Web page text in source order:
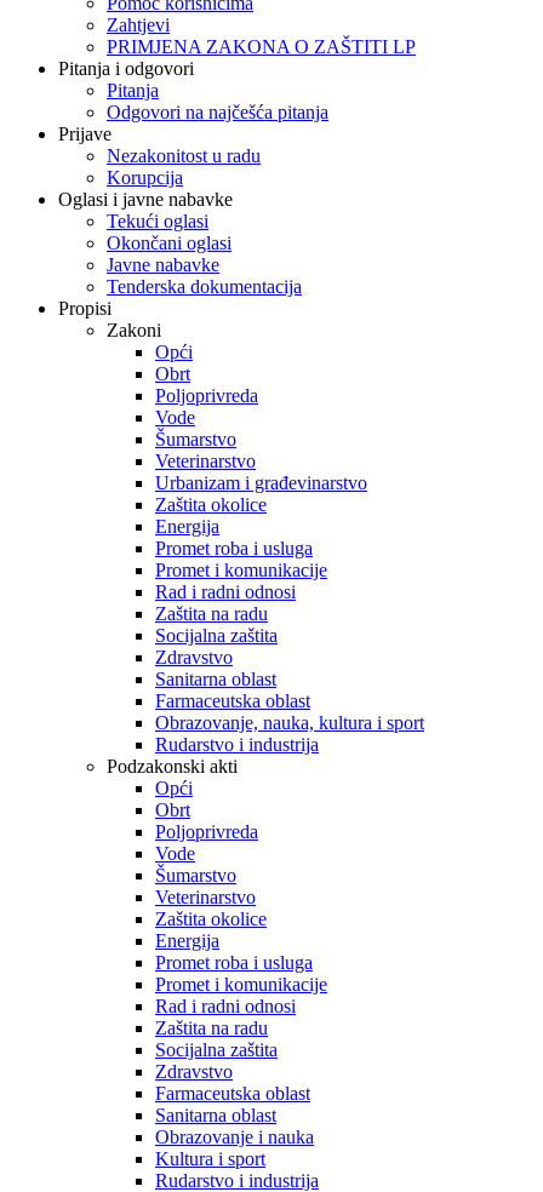
Zahtjevi
PRIMJENA ZAKONA O ZAŠTITI LP
Pitanja i odgovori
Pitanja
Odgovori na najčešća pitanja
Prijave
Nezakonitost u radu
Korupcija
Oglasi i javne nabavke
Tekući oglasi
Okončani oglasi
Javne nabavke
Tenderska dokumentacija
Propisi
Zakoni
Opći
Obrt
Poljoprivreda
Vode
Šumarstvo
Veterinarstvo
Urbanizam i građevinarstvo
Zaštita okolice
Energija
Promet roba i usluga
Promet i komunikacije
Rad i radni odnosi
Zaštita na radu
Socijalna zaštita
Zdravstvo
Sanitarna oblast
Farmaceutska oblast
Obrazovanje, nauka, kultura i sport
Rudarstvo i industrija
Podzakonski akti
Opći
Obrt
Poljoprivreda
Vode
Šumarstvo
Veterinarstvo
Zaštita okolice
Energija
Promet roba i usluga
Promet i komunikacije
Rad i radni odnosi
Zaštita na radu
Socijalna zaštita
Zdravstvo
Farmaceutska oblast
Sanitarna oblast
Obrazovanje i nauka
Kultura i sport
Rudarstvo i industrija